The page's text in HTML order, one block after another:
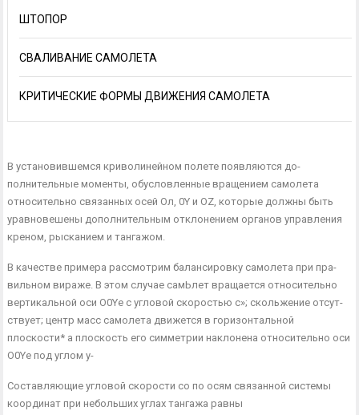
ШТОПОР
СВАЛИВАНИЕ САМОЛЕТА
КРИТИЧЕСКИЕ ФОРМЫ ДВИЖЕНИЯ САМОЛЕТА
В установившемся криволинейном полете появляются до­
полнительные моменты, обусловленные вращением самолета
относи­тельно связанных осей Ол, 0Y и OZ, которые должны быть
урав­новешены дополнительным отклонением органов управления
креном, рысканием и тангажом.
В качестве примера рассмотрим балансировку самолета при пра­
вильном вираже. В этом случае самЬлет вращается относительно
вертикальной оси O0Ye с угловой скоростью с»; скольжение отсут­
ствует; центр масс самолета движется в горизонтальной
плоскости* а плоскость его симметрии наклонена относительно оси
O0Ye под углом у-
Составляющие угловой скорости со по осям связанной системы
координат при небольших углах тангажа равны